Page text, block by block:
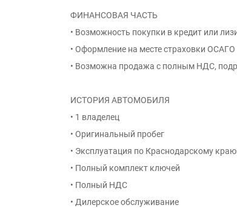
ФИНАНСОВАЯ ЧАСТЬ
• Возможность покупки в кредит или
• Оформление на месте страховки
• Возможна продажа с полным НДС,
ИСТОРИЯ АВТОМОБИЛЯ
• 1 владелец
• Оригинальный пробег
• Эксплуатация по Краснодарскому краю
• Полный комплект ключей
• Полный НДС
• Дилерское обслуживание